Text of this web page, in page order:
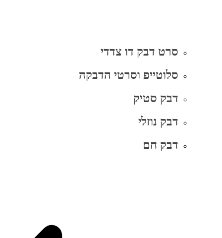
סרט דבק דו צדדי
סלוטייפ וסרטי הדבקה
דבק סטיק
דבק נוזלי
דבק חם